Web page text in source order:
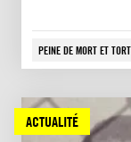
PEINE DE MORT ET
ACTUALITÉ